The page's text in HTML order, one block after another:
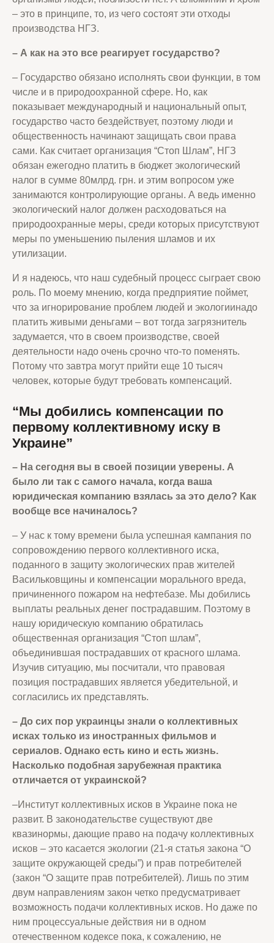
– это в принципе, то, из чего состоят эти отходы
производства НГЗ.
– А как на это все реагирует государство?
– Государство обязано исполнять свои функции, в том
числе и в природоохранной сфере. Но, как
показывает международный и национальный опыт,
государство часто бездействует, поэтому люди и
общественность начинают защищать свои права
сами. Как считает организация “Стоп Шлам”, НГЗ
обязан ежегодно платить в бюджет экологический
налог в сумме 80млрд. грн. и этим вопросом уже
занимаются контролирующие органы. А ведь именно
экологический налог должен расходоваться на
природоохранные меры, среди которых присутствуют
меры по уменьшению пыления шламов и их
утилизации.
И я надеюсь, что наш судебный процесс сыграет свою
роль. По моему мнению, когда предприятие поймет,
что за игнорирование проблем людей и экологиинадо
платить живыми деньгами – вот тогда загрязнитель
задумается, что в своем производстве, своей
деятельности надо очень срочно что-то поменять.
Потому что завтра могут прийти еще 10 тысяч
человек, которые будут требовать компенсаций.
“Мы добились компенсации по
первому коллективному иску в
Украине”
– На сегодня вы в своей позиции уверены. А
было ли так с самого начала, когда ваша
юридическая компанию взялась за это дело? Как
вообще все начиналось?
– У нас к тому времени была успешная кампания по
сопровождению первого коллективного иска,
поданного в защиту экологических прав жителей
Васильковщины и компенсации морального вреда,
причиненного пожаром на нефтебазе. Мы добились
выплаты реальных денег пострадавшим. Поэтому в
нашу юридическую компанию обратилась
общественная организация “Стоп шлам”,
объединившая пострадавших от красного шлама.
Изучив ситуацию, мы посчитали, что правовая
позиция пострадавших является убедительной, и
согласились их представлять.
– До сих пор украинцы знали о коллективных
исках только из иностранных фильмов и
сериалов. Однако есть кино и есть жизнь.
Насколько подобная зарубежная практика
отличается от украинской?
–Институт коллективных исков в Украине пока не
развит. В законодательстве существуют две
квазинормы, дающие право на подачу коллективных
исков – это касается экологии (21-я статья закона “О
защите окружающей среды”) и прав потребителей
(закон “О защите прав потребителей). Лишь по этим
двум направлениям закон четко предусматривает
возможность подачи коллективных исков. Но даже по
ним процессуальные действия ни в одном
отечественном кодексе пока, к сожалению, не